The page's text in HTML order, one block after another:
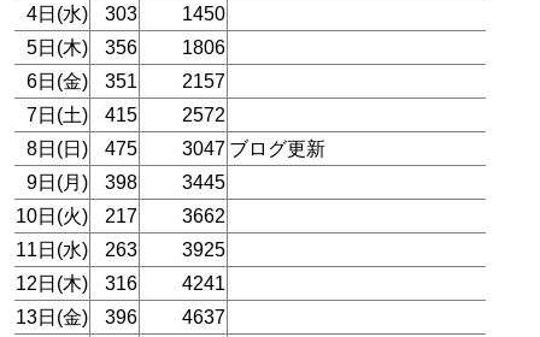
4日(水)
303
1450
5日(木)
356
1806
6日(金)
351
2157
7日(土)
415
2572
8日(日)
475 3047 ブログ更新
9日(月)
398
3445
10日(火)
217
3662
11日(水)
263
3925
12日(木)
316
4241
13日(金)
396
4637